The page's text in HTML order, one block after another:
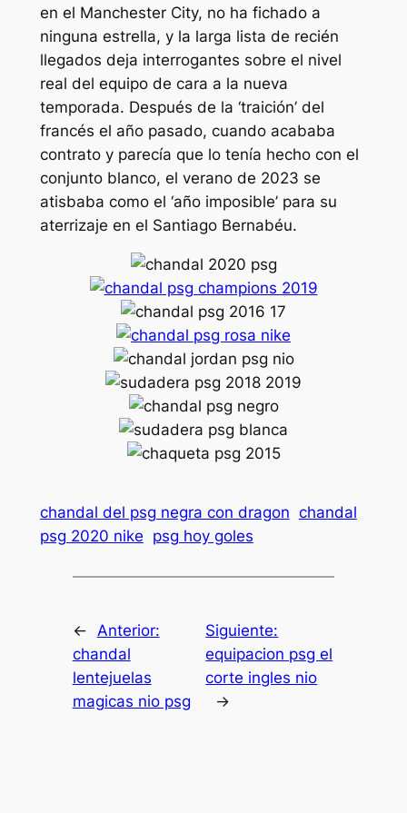
en el Manchester City, no ha fichado a
ninguna estrella, y la larga lista de recién
llegados deja interrogantes sobre el nivel
real del equipo de cara a la nueva
temporada. Después de la ‘traición’ del
francés el año pasado, cuando acababa
contrato y parecía que lo tenía hecho con el
conjunto blanco, el verano de 2023 se
atisbaba como el ‘año imposible’ para su
aterrizaje en el Santiago Bernabéu.
chandal del psg negra con dragon chandal
psg 2020 nike psg hoy goles
←
Anterior:
chandal
lentejuelas
magicas nio psg
Siguiente:
equipacion psg el
corte ingles nio
→